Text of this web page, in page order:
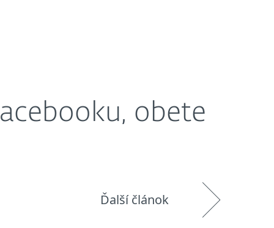
obete
Ďalší článok